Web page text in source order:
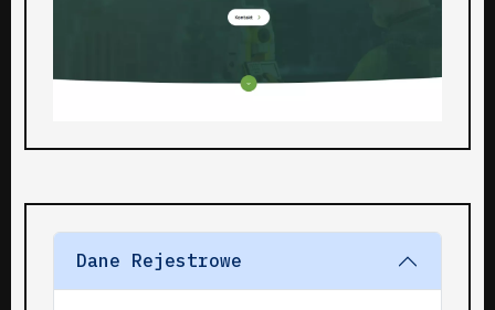
Dane Rejestrowe